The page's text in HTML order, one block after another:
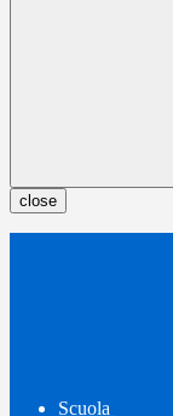
close
Scuola